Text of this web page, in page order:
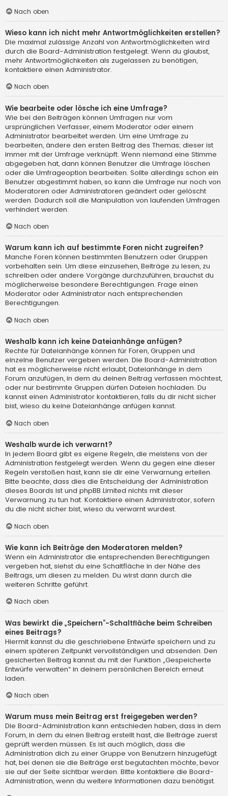
Nach oben
Wieso kann ich nicht mehr Antwortmöglichkeiten erstellen?
Die maximal zulässige Anzahl von Antwortmöglichkeiten wird
durch die Board-Administration festgelegt. Wenn du glaubst,
mehr Antwortmöglichkeiten als zugelassen zu benötigen,
kontaktiere einen Administrator.
Nach oben
Wie bearbeite oder lösche ich eine Umfrage?
Wie bei den Beiträgen können Umfragen nur vom
ursprünglichen Verfasser, einem Moderator oder einem
Administrator bearbeitet werden. Um eine Umfrage zu
bearbeiten, ändere den ersten Beitrag des Themas; dieser ist
immer mit der Umfrage verknüpft. Wenn niemand eine Stimme
abgegeben hat, dann können Benutzer die Umfrage löschen
oder die Umfrageoption bearbeiten. Sollte allerdings schon ein
Benutzer abgestimmt haben, so kann die Umfrage nur noch von
Moderatoren oder Administratoren geändert oder gelöscht
werden. Dadurch soll die Manipulation von laufenden Umfragen
verhindert werden.
Nach oben
Warum kann ich auf bestimmte Foren nicht zugreifen?
Manche Foren können bestimmten Benutzern oder Gruppen
vorbehalten sein. Um diese einzusehen, Beiträge zu lesen, zu
schreiben oder andere Vorgänge durchzuführen, brauchst du
möglicherweise besondere Berechtigungen. Frage einen
Moderator oder Administrator nach entsprechenden
Berechtigungen.
Nach oben
Weshalb kann ich keine Dateianhänge anfügen?
Rechte für Dateianhänge können für Foren, Gruppen und
einzelne Benutzer vergeben werden. Die Board-Administration
hat es möglicherweise nicht erlaubt, Dateianhänge in dem
Forum anzufügen, in dem du deinen Beitrag verfassen möchtest,
oder nur bestimmte Gruppen dürfen Dateien hochladen. Du
kannst einen Administrator kontaktieren, falls du dir nicht sicher
bist, wieso du keine Dateianhänge anfügen kannst.
Nach oben
Weshalb wurde ich verwarnt?
In jedem Board gibt es eigene Regeln, die meistens von der
Administration festgelegt werden. Wenn du gegen eine dieser
Regeln verstoßen hast, kann sie dir eine Verwarnung erteilen.
Bitte beachte, dass dies die Entscheidung der Administration
dieses Boards ist und phpBB Limited nichts mit dieser
Verwarnung zu tun hat. Kontaktiere einen Administrator, sofern
du die nicht sicher bist, wieso du verwarnt wurdest.
Nach oben
Wie kann ich Beiträge den Moderatoren melden?
Wenn ein Administrator die entsprechenden Berechtigungen
vergeben hat, siehst du eine Schaltfläche in der Nähe des
Beitrags, um diesen zu melden. Du wirst dann durch die
weiteren Schritte geführt.
Nach oben
Was bewirkt die „Speichern“-Schaltfläche beim Schreiben
eines Beitrags?
Hiermit kannst du die geschriebene Entwürfe speichern und zu
einem späteren Zeitpunkt vervollständigen und absenden. Den
gesicherten Beitrag kannst du mit der Funktion „Gespeicherte
Entwürfe verwalten“ in deinem persönlichen Bereich erneut
laden.
Nach oben
Warum muss mein Beitrag erst freigegeben werden?
Die Board-Administration kann entschieden haben, dass in dem
Forum, in dem du einen Beitrag erstellt hast, die Beiträge zuerst
geprüft werden müssen. Es ist auch möglich, dass die
Administration dich zu einer Gruppe von Benutzern hinzugefügt
hat, bei denen sie die Beiträge erst begutachten möchte, bevor
sie auf der Seite sichtbar werden. Bitte kontaktiere die Board-
Administration, wenn du weitere Informationen dazu benötigst.